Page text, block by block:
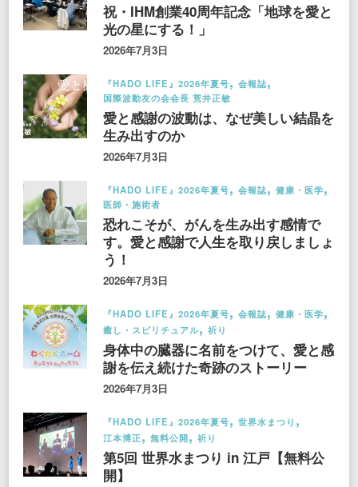
祝・IHM創業40周年記念「地球を愛と
光の星にする！」
2026年7月3日
『HADO LIFE』2026年夏号
会報誌
国際波動友の会会長 荒井正敏
愛と感謝の波動は、なぜ美しい結晶を
生み出すのか
2026年7月3日
『HADO LIFE』2026年夏号 会報誌
健康・医学
医師・施術者
恐れこそが、がんを生み出す感情で
す。愛と感謝で人生を取り戻しましょ
う！
2026年7月3日
『HADO LIFE』2026年夏号 会報誌
健康・医学
癒し・スピリチュアル
祈り
身体中の臓器に名前をつけて、愛と感
謝を伝え続けた奇跡のストーリー
2026年7月3日
『HADO LIFE』2026年夏号
世界水まつり
江本博正
無料公開 祈り
第5回 世界水まつり in 江戸【無料公
開】